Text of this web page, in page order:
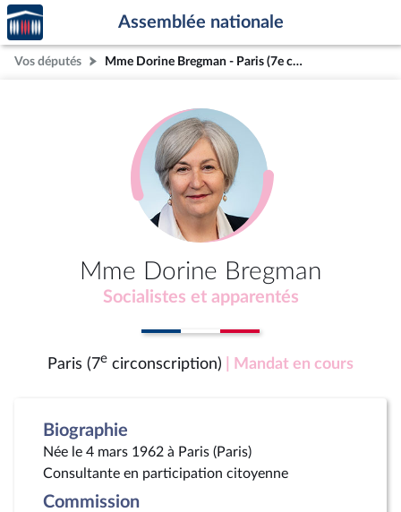
Aller au contenu
Aller en bas de la page
Accèder
à la
page
d'accueil
Assemblée nationale
Vos députés Mme Dorine Bregman - Paris (7e circonscription)
Mme Dorine Bregman
Socialistes et apparentés
Paris (7e circonscription) | Mandat en cours
Biographie
Née le 4 mars 1962 à Paris (Paris)
Consultante en participation citoyenne
Commission